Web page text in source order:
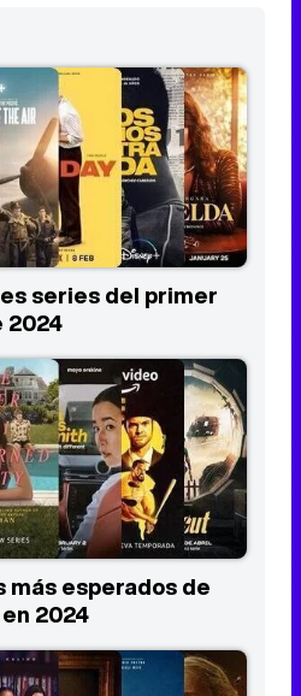
series del primer
más esperados de
2024